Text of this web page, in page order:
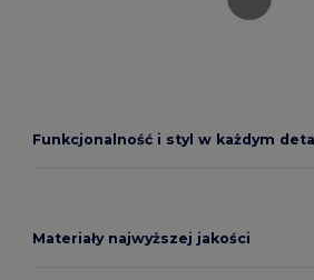
Funkcjonalność i styl w każdym
Materiały najwyższej jakości